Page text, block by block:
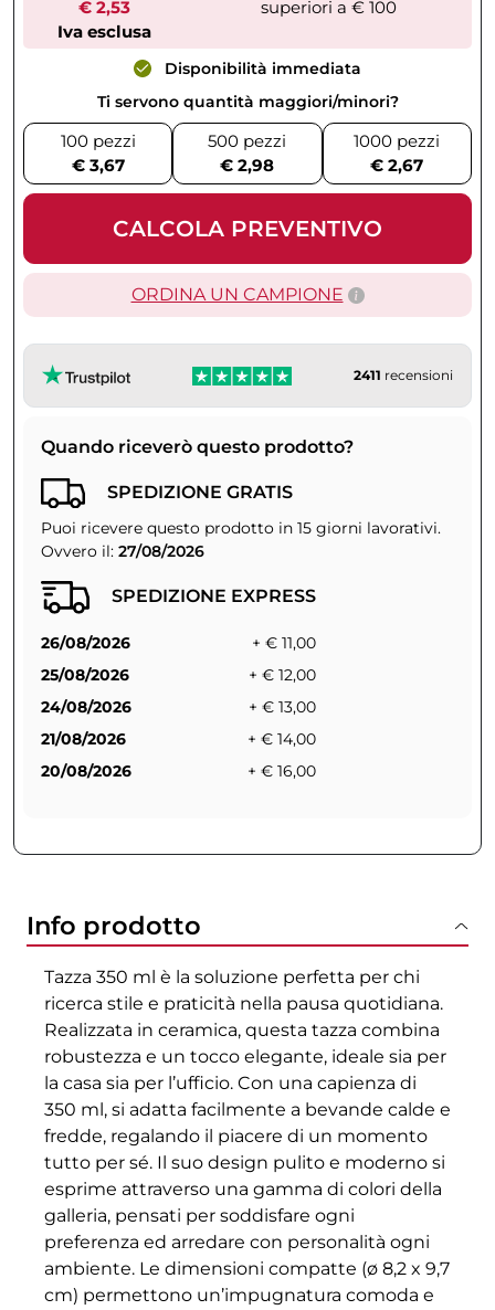
€ 2,53
Iva esclusa
superiori a € 100
Disponibilità immediata
Ti servono quantità maggiori/minori?
100 pezzi
€ 3,67
500 pezzi
€ 2,98
1000 pezzi
€ 2,67
CALCOLA PREVENTIVO
ORDINA UN CAMPIONE
2411 recensioni
Quando riceverò questo prodotto?
SPEDIZIONE GRATIS
Puoi ricevere questo prodotto in 15 giorni lavorativi.
Ovvero il: 27/08/2026
SPEDIZIONE EXPRESS
26/08/2026
+ € 11,00
25/08/2026
+ € 12,00
24/08/2026
+ € 13,00
21/08/2026
+ € 14,00
20/08/2026
+ € 16,00
Info prodotto
Tazza 350 ml è la soluzione perfetta per chi
ricerca stile e praticità nella pausa quotidiana.
Realizzata in ceramica, questa tazza combina
robustezza e un tocco elegante, ideale sia per
la casa sia per l’ufficio. Con una capienza di
350 ml, si adatta facilmente a bevande calde e
fredde, regalando il piacere di un momento
tutto per sé. Il suo design pulito e moderno si
esprime attraverso una gamma di colori della
galleria, pensati per soddisfare ogni
preferenza ed arredare con personalità ogni
ambiente. Le dimensioni compatte (ø 8,2 x 9,7
cm) permettono un’impugnatura comoda e